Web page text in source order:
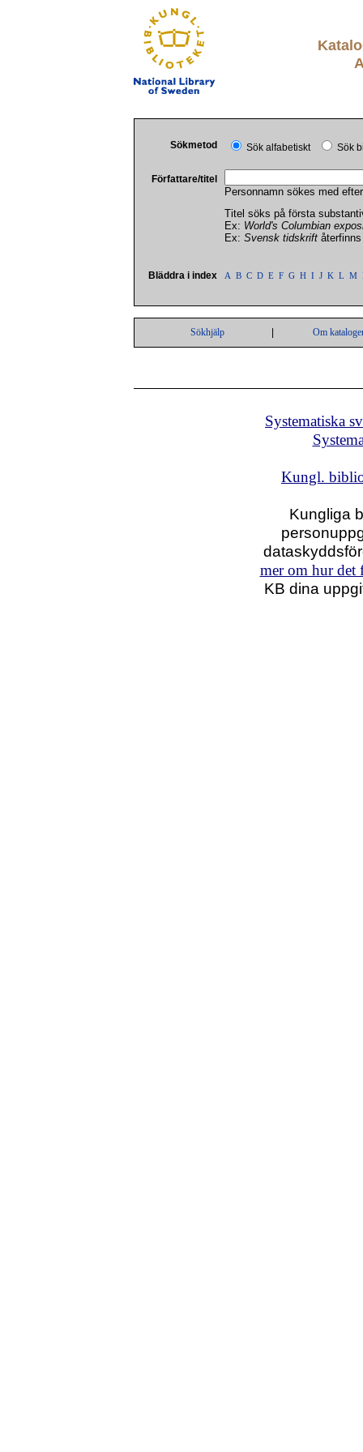
Sökmetod Sök alfabetiskt Sök
Författare/titel
Personnamn sökes med
Titel söks på första
Ex: World's Columbian
Ex: Svensk tidskrift
Bläddra i index A B C D E F G H I J K L M
Sökhjälp Om
Systematiska
Kungl.
Kungliga
mer om hur det
KB dina